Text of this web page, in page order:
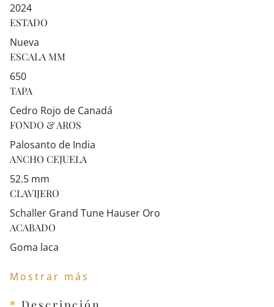
2024
ESTADO
Nueva
ESCALA MM
650
TAPA
Cedro Rojo de Canadá
FONDO & AROS
Palosanto de India
ANCHO CEJUELA
52.5 mm
CLAVIJERO
Schaller Grand Tune Hauser Oro
ACABADO
Goma laca
Mostrar más